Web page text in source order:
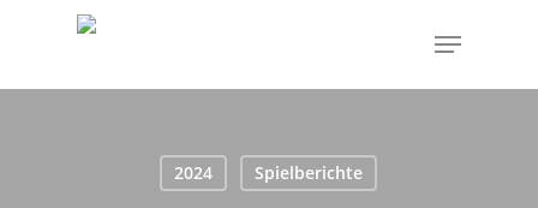
main
Menu
2024 Spielberichte